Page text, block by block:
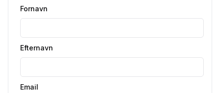
Fornavn
Efternavn
Email